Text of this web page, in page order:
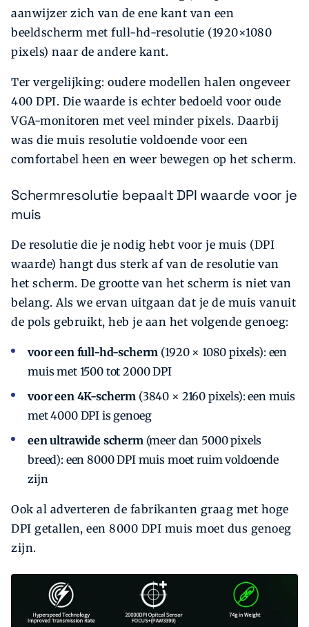
aanwijzer zich van de ene kant van een
beeldscherm met full-hd-resolutie (1920×1080
pixels) naar de andere kant.
Ter vergelijking: oudere modellen halen ongeveer
400 DPI. Die waarde is echter bedoeld voor oude
VGA-monitoren met veel minder pixels. Daarbij
was die muis resolutie voldoende voor een
comfortabel heen en weer bewegen op het scherm.
Schermresolutie bepaalt DPI waarde voor je
muis
De resolutie die je nodig hebt voor je muis (DPI
waarde) hangt dus sterk af van de resolutie van
het scherm. De grootte van het scherm is niet van
belang. Als we ervan uitgaan dat je de muis vanuit
de pols gebruikt, heb je aan het volgende genoeg:
voor een full-hd-scherm (1920 × 1080 pixels): een
muis met 1500 tot 2000 DPI
voor een 4K-scherm (3840 × 2160 pixels): een muis
met 4000 DPI is genoeg
een ultrawide scherm(meer dan 5000 pixels
breed): een 8000 DPI muis moet ruim voldoende
zijn
Ook al adverteren de fabrikanten graag met hoge
DPI getallen, een 8000 DPI muis moet dus genoeg
zijn.